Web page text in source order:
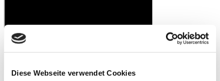
Diese Webseite verwendet Cookies